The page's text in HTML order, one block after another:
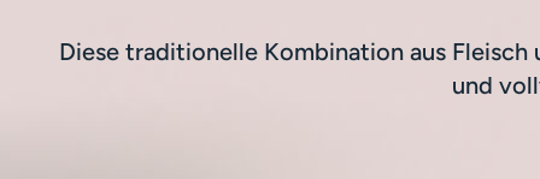
Diese traditionelle Kombination aus
und